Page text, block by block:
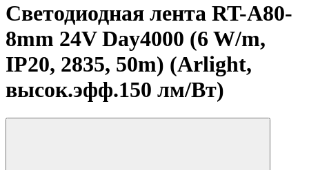
Светодиодная лента RT-A80-
8mm 24V Day4000 (6 W/m,
IP20, 2835, 50m) (Arlight,
высок.эфф.150 лм/Вт)